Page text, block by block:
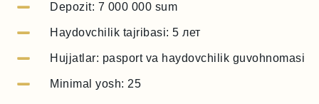
Depozit: 7 000 000 sum
Haydovchilik tajribasi: 5 лет
Hujjatlar: pasport va haydovchilik guvohnomasi
Minimal yosh: 25